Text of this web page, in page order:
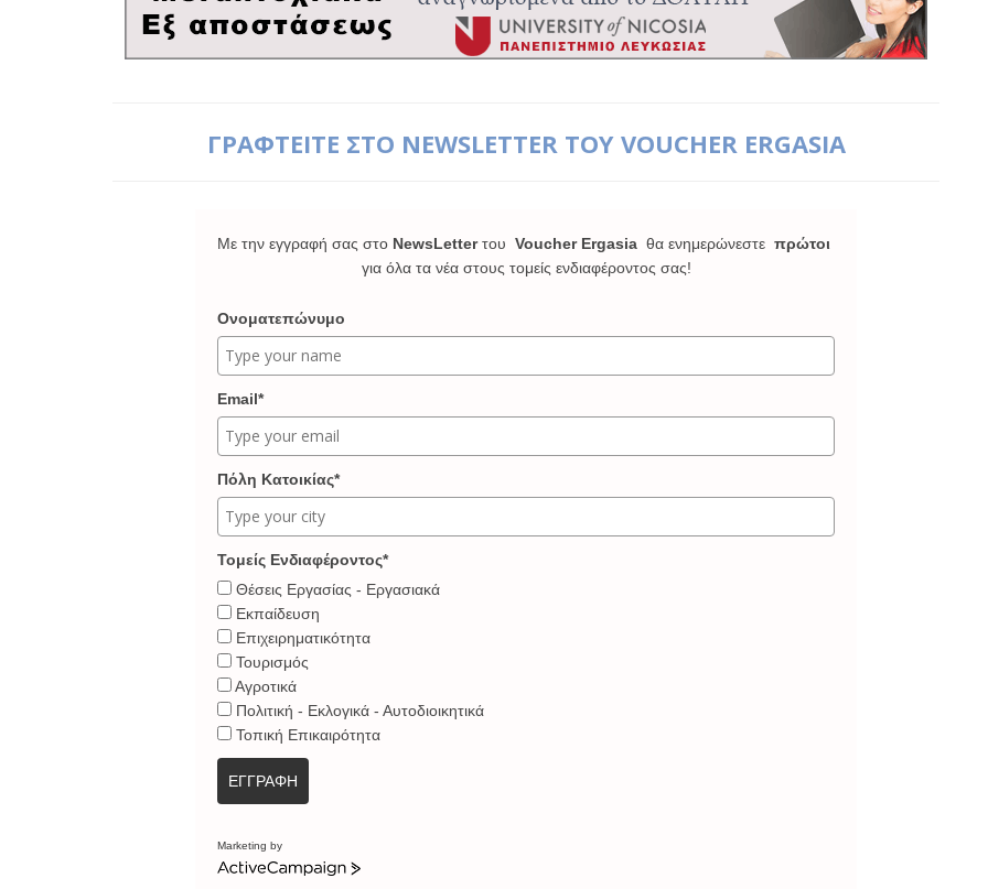
ΓΡΑΦΤΕΙΤΕ ΣΤΟ NEWSLETTER ΤΟΥ VOUCHER ERGASIA
Με την εγγραφή σας στο NewsLetterτου Voucher Ergasia θα ενημερώνεστε πρώτοι
για όλα τα νέα στους τομείς ενδιαφέροντος σας!
Ονοματεπώνυμο
Email*
Πόλη Κατοικίας*
Τομείς Ενδιαφέροντος*
Θέσεις Εργασίας - Εργασιακά
Εκπαίδευση
Επιχειρηματικότητα
Τουρισμός
Αγροτικά
Πολιτική - Εκλογικά - Αυτοδιοικητικά
Τοπική Επικαιρότητα
ΕΓΓΡΑΦΗ
Marketing by